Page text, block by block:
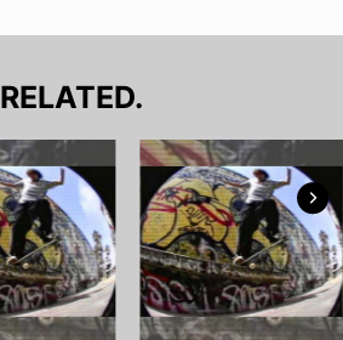
RELATED.